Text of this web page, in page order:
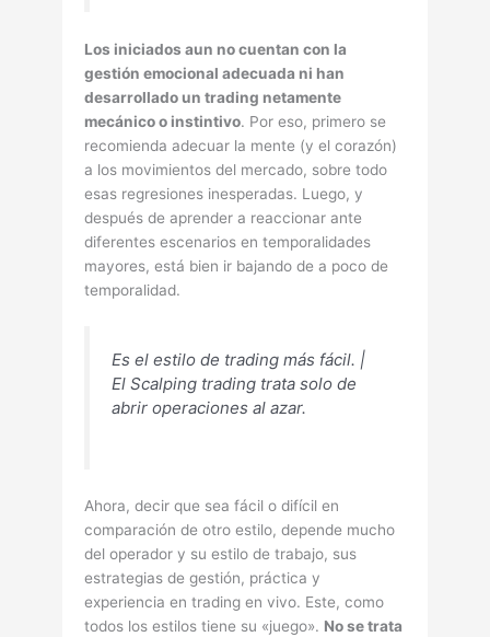
Los iniciados aun no cuentan con la
gestión emocional adecuada ni han
desarrollado un trading netamente
mecánico o instintivo. Por eso, primero se
recomienda adecuar la mente (y el corazón)
a los movimientos del mercado, sobre todo
esas regresiones inesperadas. Luego, y
después de aprender a reaccionar ante
diferentes escenarios en temporalidades
mayores, está bien ir bajando de a poco de
temporalidad.
Es el estilo de trading más fácil. |
El Scalping trading trata solo de
abrir operaciones al azar.
Ahora, decir que sea fácil o difícil en
comparación de otro estilo, depende mucho
del operador y su estilo de trabajo, sus
estrategias de gestión, práctica y
experiencia en trading en vivo. Este, como
todos los estilos tiene su «juego». No se trata